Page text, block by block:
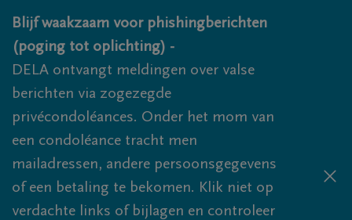
Overslaan en naar inhoud gaan
Blijf waakzaam voor phishingberichten
(poging tot oplichting) -
DELA ontvangt meldingen over valse
berichten via zogezegde
privécondoléances. Onder het mom van
een condoléance tracht men
mailadressen, andere persoonsgegevens
of een betaling te bekomen. Klik niet op
verdachte links of bijlagen en controleer